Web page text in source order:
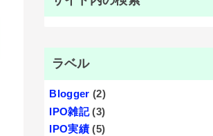
ラベル
Blogger (2)
IPO雑記 (3)
IPO実績 (5)